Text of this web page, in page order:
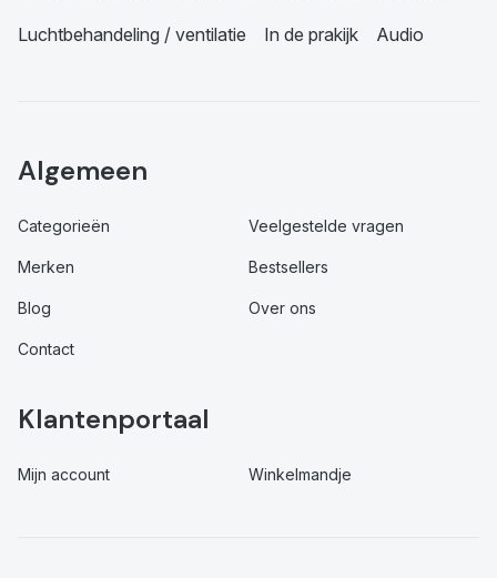
Luchtbehandeling / ventilatie In de prakijk Audio
Algemeen
Categorieën Veelgestelde vragen
Merken Bestsellers
Blog Over ons
Contact
Klantenportaal
Mijn account Winkelmandje